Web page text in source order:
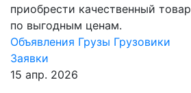
приобрести качественный товар
по выгодным ценам.
Объявления Грузы Грузовики
Заявки
15 апр. 2026